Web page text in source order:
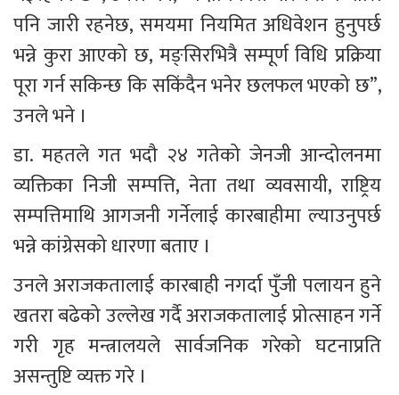
पनि जारी रहनेछ, समयमा नियमित अधिवेशन हुनुपर्छ
भन्ने कुरा आएको छ, मङ्सिरभित्रै सम्पूर्ण विधि प्रक्रिया
पूरा गर्न सकिन्छ कि सकिंदैन भनेर छलफल भएको छ”,
उनले भने ।
डा‍‍. महतले गत भदौ २४ गतेको जेनजी आन्दोलनमा
व्यक्तिका निजी सम्पत्ति, नेता तथा व्यवसायी, राष्ट्रिय
सम्पत्तिमाथि आगजनी गर्नेलाई कारबाहीमा ल्याउनुपर्छ
भन्ने कांग्रेसको धारणा बताए ।
उनले अराजकतालाई कारबाही नगर्दा पुँजी पलायन हुने
खतरा बढेको उल्लेख गर्दै अराजकतालाई प्रोत्साहन गर्ने
गरी गृह मन्त्रालयले सार्वजनिक गरेको घटनाप्रति
असन्तुष्टि व्यक्त गरे ।